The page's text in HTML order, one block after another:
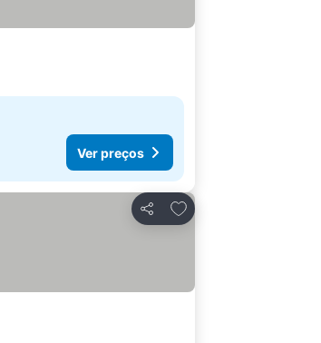
Ver preços
Partilhar
Adicionar aos favoritos